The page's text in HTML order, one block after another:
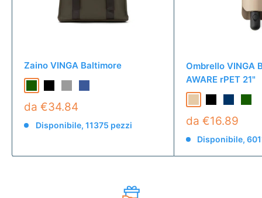
Zaino VINGA Baltimore
da €34.84
Disponibile, 11375 pezzi
Ombrello VINGA
AWARE rPET 21"
da €16.89
Disponibile,